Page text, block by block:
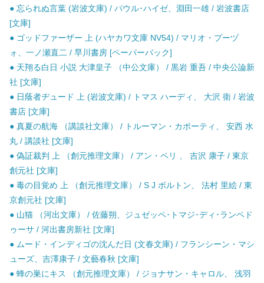
● 忘られぬ言葉 (岩波文庫) / パウル･ハイゼ、淵田一雄 / 岩波書店
[文庫]
● ゴッドファーザー 上 (ハヤカワ文庫 NV54) / マリオ・プーヅ
ォ、一ノ瀬直二 / 早川書房 [ペーパーバック]
● 天翔る白日 小説 大津皇子 （中公文庫） / 黒岩 重吾 / 中央公論新
社 [文庫]
● 日蔭者ヂュード 上 (岩波文庫) / トマス ハーディ、 大沢 衛 / 岩波
書店 [文庫]
● 真夏の航海 （講談社文庫） / トルーマン・カポーティ、 安西 水
丸 / 講談社 [文庫]
● 偽証裁判 上 （創元推理文庫） / アン・ペリ 、 吉沢 康子 / 東京
創元社 [文庫]
● 毒の目覚め 上 （創元推理文庫） / S J ボルトン、 法村 里絵 / 東
京創元社 [文庫]
● 山猫 （河出文庫） / 佐藤朔、ジュゼッペ･トマジ･ディ･ランペド
ゥーサ / 河出書房新社 [文庫]
● ムード・インディゴの沈んだ日 (文春文庫) / フランシーン・マシ
ューズ、吉澤康子 / 文藝春秋 [文庫]
● 蜂の巣にキス （創元推理文庫） / ジョナサン・キャロル、 浅羽